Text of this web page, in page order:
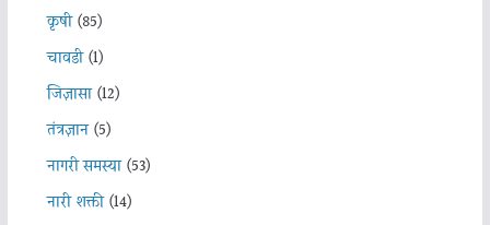
कृषी(85)
चावडी(1)
जिज्ञासा(12)
तंत्रज्ञान(5)
नागरी समस्या(53)
नारी शक्ती(14)